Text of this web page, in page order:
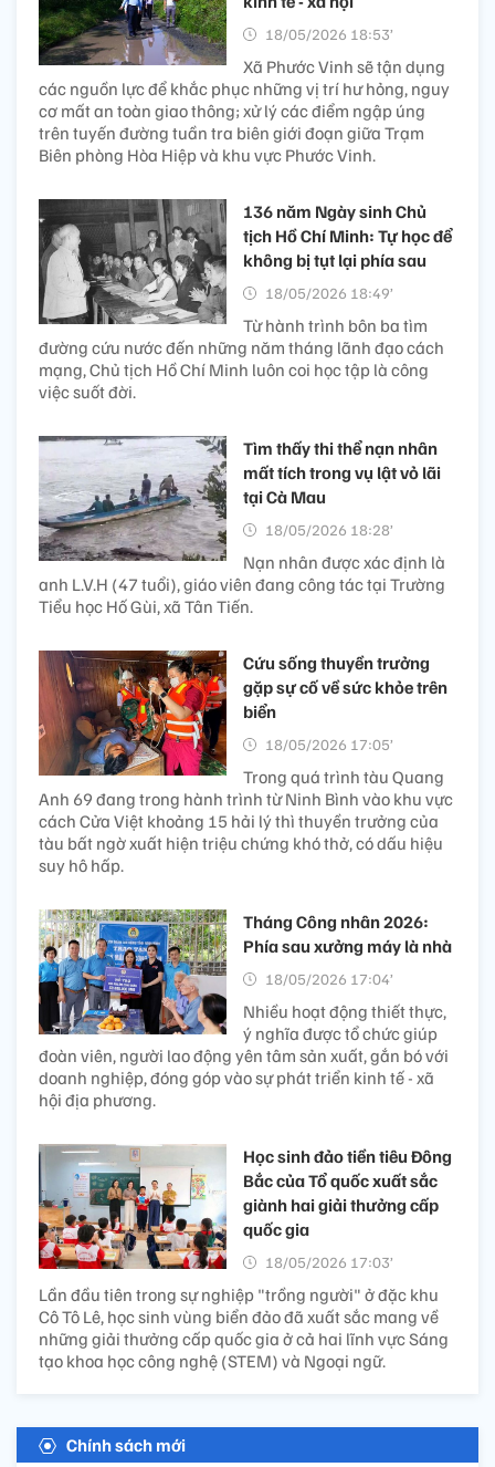
18/05/2026 18:53’
Xã Phước Vinh sẽ tận dụng
các nguồn lực để khắc phục những vị trí hư hỏng, nguy
cơ mất an toàn giao thông; xử lý các điểm ngập úng
trên tuyến đường tuần tra biên giới đoạn giữa Trạm
Biên phòng Hòa Hiệp và khu vực Phước Vinh.
136 năm Ngày sinh Chủ
tịch Hồ Chí Minh: Tự học để
không bị tụt lại phía sau
18/05/2026 18:49’
Từ hành trình bôn ba tìm
đường cứu nước đến những năm tháng lãnh đạo cách
mạng, Chủ tịch Hồ Chí Minh luôn coi học tập là công
việc suốt đời.
Tìm thấy thi thể nạn nhân
mất tích trong vụ lật vỏ lãi
tại Cà Mau
18/05/2026 18:28’
Nạn nhân được xác định là
anh L.V.H (47 tuổi), giáo viên đang công tác tại Trường
Tiểu học Hố Gùi, xã Tân Tiến.
Cứu sống thuyền trưởng
gặp sự cố về sức khỏe trên
biển
18/05/2026 17:05’
Trong quá trình tàu Quang
Anh 69 đang trong hành trình từ Ninh Bình vào khu vực
cách Cửa Việt khoảng 15 hải lý thì thuyền trưởng của
tàu bất ngờ xuất hiện triệu chứng khó thở, có dấu hiệu
suy hô hấp.
Tháng Công nhân 2026:
Phía sau xưởng máy là nhà
18/05/2026 17:04’
Nhiều hoạt động thiết thực,
ý nghĩa được tổ chức giúp
đoàn viên, người lao động yên tâm sản xuất, gắn bó với
doanh nghiệp, đóng góp vào sự phát triển kinh tế - xã
hội địa phương.
Học sinh đảo tiền tiêu Đông
Bắc của Tổ quốc xuất sắc
giành hai giải thưởng cấp
quốc gia
18/05/2026 17:03’
Lần đầu tiên trong sự nghiệp "trồng người" ở đặc khu
Cô Tô Lê, học sinh vùng biển đảo đã xuất sắc mang về
những giải thưởng cấp quốc gia ở cả hai lĩnh vực Sáng
tạo khoa học công nghệ (STEM) và Ngoại ngữ.
Chính sách mới